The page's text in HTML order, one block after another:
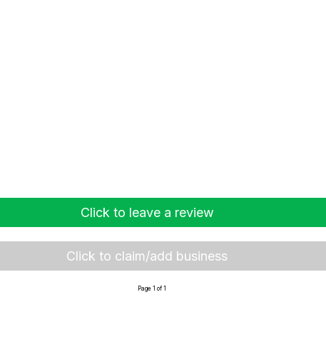
Click to leave a review
Click to claim/add business
Page 1 of 1